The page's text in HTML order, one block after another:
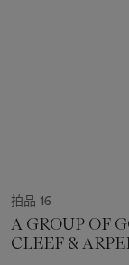
拍品 16
A GROUP OF
CLEEF &